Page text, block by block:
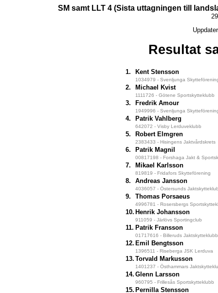
SM samt LLT 4 (Sista uttagningen till
Resultat
1. Kent Stensson
1034979 - Svenljunga
2. Michael Kvist
1111726 - Götene Sportskytteklubb
3. Fredrik Amour
1949996 - Svenljunga
4. Patrik Vahlberg
642072 - Visby Lerduveklubb
5. Robert Elmgren
2383433 - Hisingens Jaktvårdskrets
6. Patrik Magnil
00817198 - Forshaga Jakt &
7. Mikael Karlsson
819819 - Fridafors Skytteförening
8. Andreas Jansson
4036057 - Östersunds
9. Thomas Porsaeus
4996781 - Rosersbergs
10. Henrik Johansson
911059 - Järlövs Sportingclub
11. Patrik Fransson
01717616 - Billeruds Jaktskytteklubb
12. Emil Bengtsson
1396511 - Riseberga JSK Lerduva
13. Torvald Markusson
1401237 - Östhammars
14. Glenn Larsson
960795 - Frillesås Sportskytteklubb
15. Pernilla Stensson